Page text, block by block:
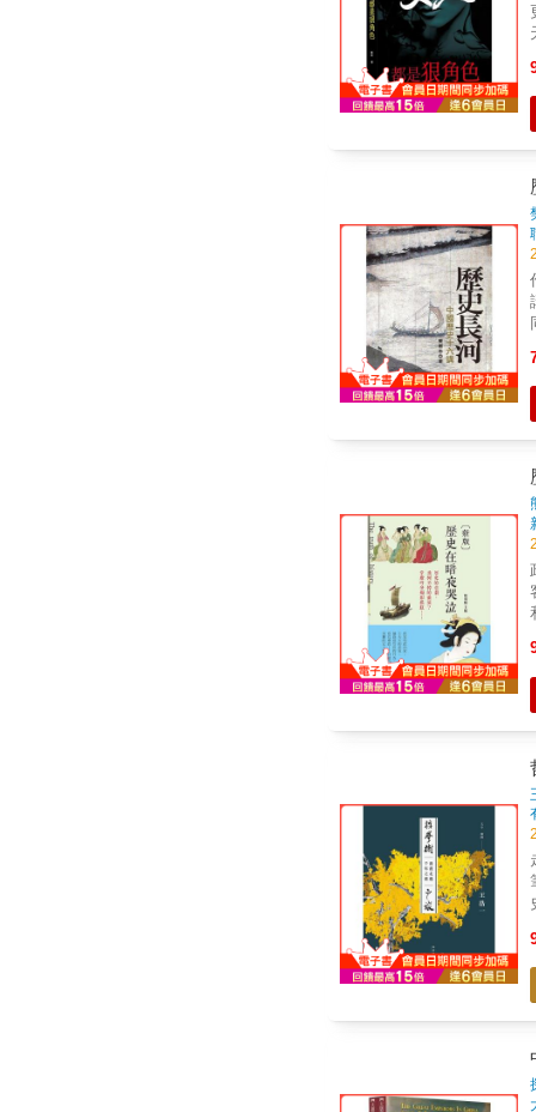
同
依據
筆封
梅】 有一處
隱了
殘紅 在儋州